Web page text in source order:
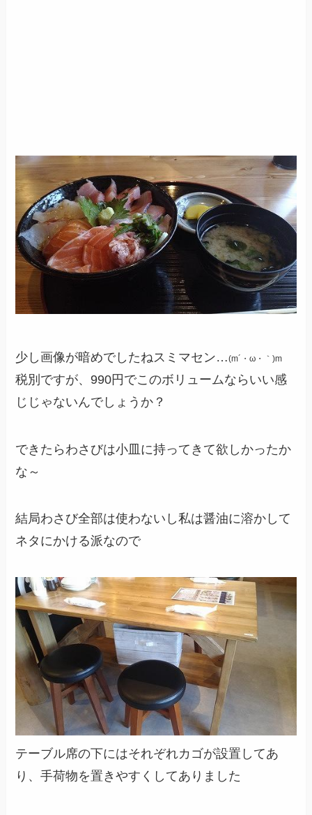
少し画像が暗めでしたねスミマセン…(m´・ω・｀)m
税別ですが、990円でこのボリュームならいい感
じじゃないんでしょうか？
できたらわさびは小皿に持ってきて欲しかったか
な～
結局わさび全部は使わないし私は醤油に溶かして
ネタにかける派なので
テーブル席の下にはそれぞれカゴが設置してあ
り、手荷物を置きやすくしてありました